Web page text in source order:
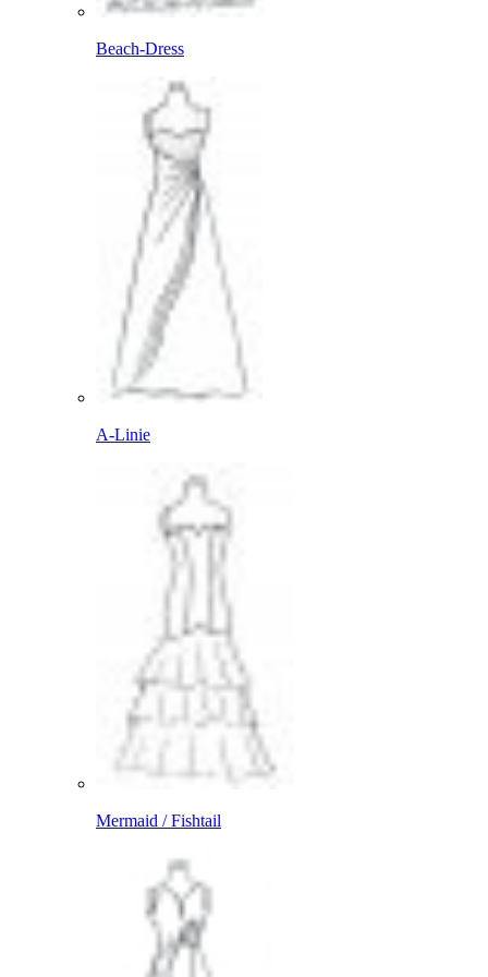
Beach-Dress
A-Linie
Mermaid / Fishtail